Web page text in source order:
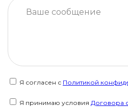
Я согласен с Политикой
Я принимаю условия Договора